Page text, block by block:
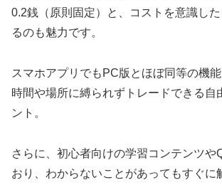
0.2銭（原則固定）と、コストを意識し
るのも魅力です。
スマホアプリでもPC版とほぼ同等の機能
時間や場所に縛られずトレードできる自
ント。
さらに、初心者向けの学習コンテンツや
おり、わからないことがあってもすぐに